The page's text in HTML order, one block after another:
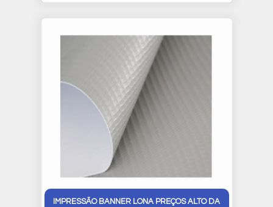
IMPRESSÃO BANNER LONA PREÇOS ALTO DA